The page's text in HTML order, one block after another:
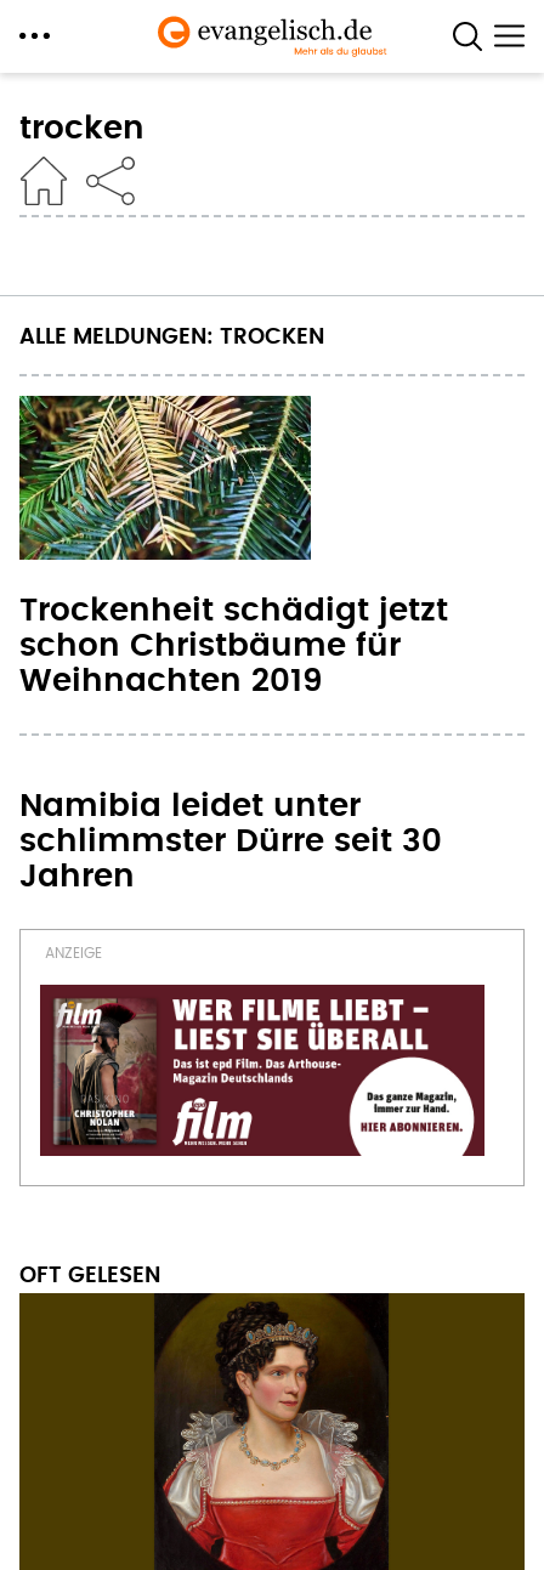
zum
Inhalt
trocken
ALLE MELDUNGEN: TROCKEN
Trockenheit schädigt jetzt
schon Christbäume für
Weihnachten 2019
Namibia leidet unter
schlimmster Dürre seit 30
Jahren
OFT GELESEN